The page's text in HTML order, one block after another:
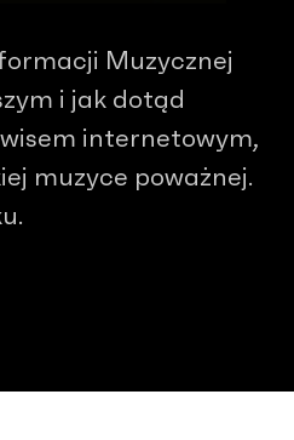
Muzycznej
i jak dotąd
internetowym,
muzyce poważnej.